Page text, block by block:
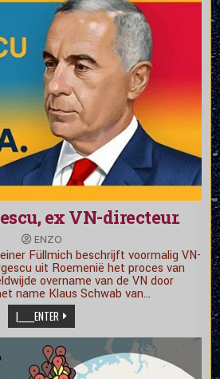
ex VN-directeur.
ENZO
Füllmich beschrijft voormalig VN-
uit Roemenië het proces van
overname van de VN door
name Klaus Schwab van…
|_____ENTER